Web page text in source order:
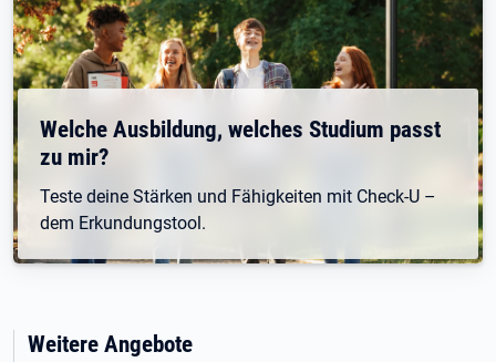
Welche Ausbildung, welches Studium passt
zu mir?
Teste deine Stärken und Fähigkeiten mit Check-U –
dem Erkundungstool.
Weitere Angebote